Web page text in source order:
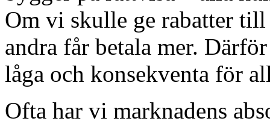
Om vi skulle ge rabatter
andra får betala mer.
låga och konsekventa för
Ofta har vi marknadens